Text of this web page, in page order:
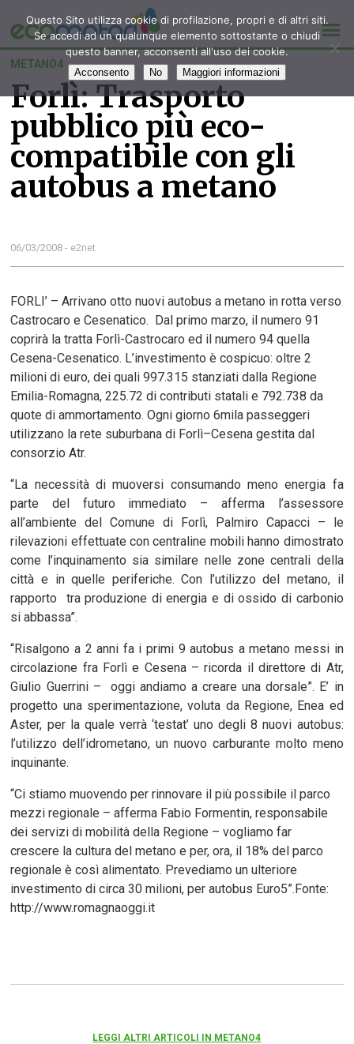
METANO4
Forlì: Trasporto
pubblico più eco-
compatibile con gli
autobus a metano
06/03/2008 - e2net
FORLI’ – Arrivano otto nuovi autobus a metano in rotta verso
Castrocaro e Cesenatico. Dal primo marzo, il numero 91
coprirà la tratta Forlì-Castrocaro ed il numero 94 quella
Cesena-Cesenatico. L’investimento è cospicuo: oltre 2
milioni di euro, dei quali 997.315 stanziati dalla Regione
Emilia-Romagna, 225.72 di contributi statali e 792.738 da
quote di ammortamento. Ogni giorno 6mila passeggeri
utilizzano la rete suburbana di Forlì–Cesena gestita dal
consorzio Atr.
“La necessità di muoversi consumando meno energia fa
parte del futuro immediato – afferma l’assessore
all’ambiente del Comune di Forlì, Palmiro Capacci – le
rilevazioni effettuate con centraline mobili hanno dimostrato
come l’inquinamento sia similare nelle zone centrali della
città e in quelle periferiche. Con l’utilizzo del metano, il
rapporto tra produzione di energia e di ossido di carbonio
si abbassa”.
“Risalgono a 2 anni fa i primi 9 autobus a metano messi in
circolazione fra Forlì e Cesena – ricorda il direttore di Atr,
Giulio Guerrini – oggi andiamo a creare una dorsale”. E’ in
progetto una sperimentazione, voluta da Regione, Enea ed
Aster, per la quale verrà ‘testat’ uno degli 8 nuovi autobus:
l’utilizzo dell’idrometano, un nuovo carburante molto meno
inquinante.
“Ci stiamo muovendo per rinnovare il più possibile il parco
mezzi regionale – afferma Fabio Formentin, responsabile
dei servizi di mobilità della Regione – vogliamo far
crescere la cultura del metano e per, ora, il 18% del parco
regionale è così alimentato. Prevediamo un ulteriore
investimento di circa 30 milioni, per autobus Euro5”.Fonte:
http://www.romagnaoggi.it
LEGGI ALTRI ARTICOLI IN METANO4
Questo Sito utilizza cookie di profilazione, propri e di altri siti.
Se accedi ad un qualunque elemento sottostante o chiudi
questo banner, acconsenti all'uso dei cookie.
Acconsento No Maggiori informazioni